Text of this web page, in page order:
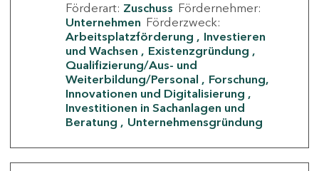
Förderart: Zuschuss Fördernehmer:
Unternehmen Förderzweck:
Arbeitsplatzförderung
Investieren
und Wachsen
Existenzgründung
Qualifizierung/Aus- und
Weiterbildung/Personal
Forschung,
Innovationen und Digitalisierung
Investitionen in Sachanlagen und
Beratung
Unternehmensgründung